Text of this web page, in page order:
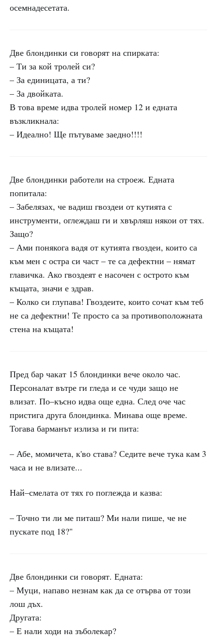
осемнадесетата.
Две блондинки си говорят на спирката:
– Ти за кой тролей си?
– За единицата, а ти?
– За двойката.
В това време идва тролей номер 12 и едната
възкликнала:
– Идеално! Ще пътуваме заедно!!!!
Две блондинки работели на строеж. Едната
попитала:
– Забелязах, че вадиш гвоздеи от кутията с
инструменти, оглеждаш ги и хвърляш някои от тях.
Защо?
– Ами понякога вадя от кутията гвоздеи, които са
към мен с остра си част – те са дефектни – нямат
главичка. Ако гвоздеят е насочен с острото към
къщата, значи е здрав.
– Колко си глупава! Гвоздеите, които сочат към теб
не са дефектни! Те просто са за противоположната
стена на къщата!
Пред бар чакат 15 блондинки вече около час.
Персоналат вътре ги гледа и се чуди защо не
влизат. По–късно идва още една. След оче час
пристига друга блондинка. Минава още време.
Тогава барманът излиза и ги пита:
– Абе, момичета, к'во става? Седите вече тука кам 3
часа и не влизате...
Най–смелата от тях го поглежда и казва:
– Точно ти ли ме питаш? Ми нали пише, че не
пускате под 18?"
Две блондинки си говорят. Едната:
– Муци, напаво незнам как да се отърва от този
лош дъх.
Другата:
– Е нали ходи на зъболекар?